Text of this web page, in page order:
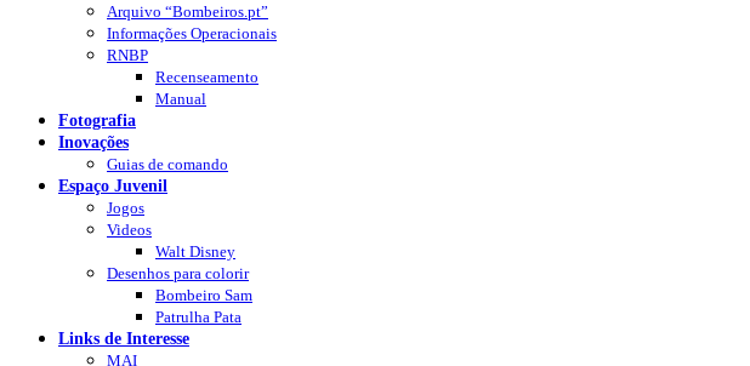
Arquivo “Bombeiros.pt”
Informações Operacionais
RNBP
Recenseamento
Manual
Fotografia
Inovações
Guias de comando
Espaço Juvenil
Jogos
Videos
Walt Disney
Desenhos para colorir
Bombeiro Sam
Patrulha Pata
Links de Interesse
MAI